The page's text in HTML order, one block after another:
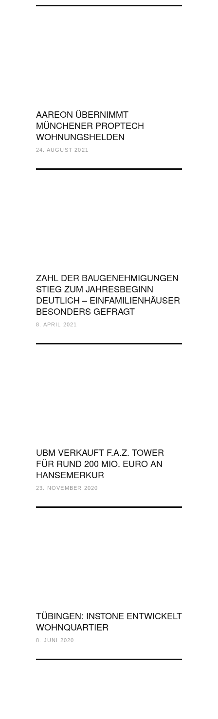
AAREON ÜBERNIMMT
MÜNCHENER PROPTECH
WOHNUNGSHELDEN
24. AUGUST 2021
ZAHL DER BAUGENEHMIGUNGEN
STIEG ZUM JAHRESBEGINN
DEUTLICH – EINFAMILIENHÄUSER
BESONDERS GEFRAGT
8. APRIL 2021
UBM VERKAUFT F.A.Z. TOWER
FÜR RUND 200 MIO. EURO AN
HANSEMERKUR
23. NOVEMBER 2020
TÜBINGEN: INSTONE ENTWICKELT
WOHNQUARTIER
8. JUNI 2020